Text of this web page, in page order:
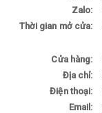
Zalo:
Thời gian mở cửa:
Cửa hàng:
Địa chỉ:
Điện thoại:
Email: